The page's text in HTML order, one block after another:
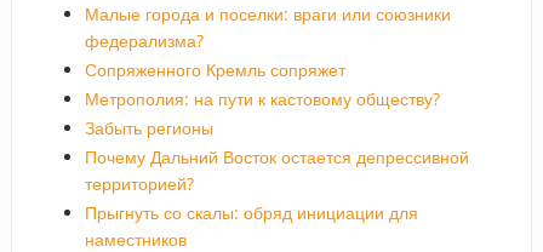
Малые города и поселки: враги или союзники
федерализма?
Сопряженного Кремль сопряжет
Метрополия: на пути к кастовому обществу?
Забыть регионы
Почему Дальний Восток остается депрессивной
территорией?
Прыгнуть со скалы: обряд инициации для
наместников